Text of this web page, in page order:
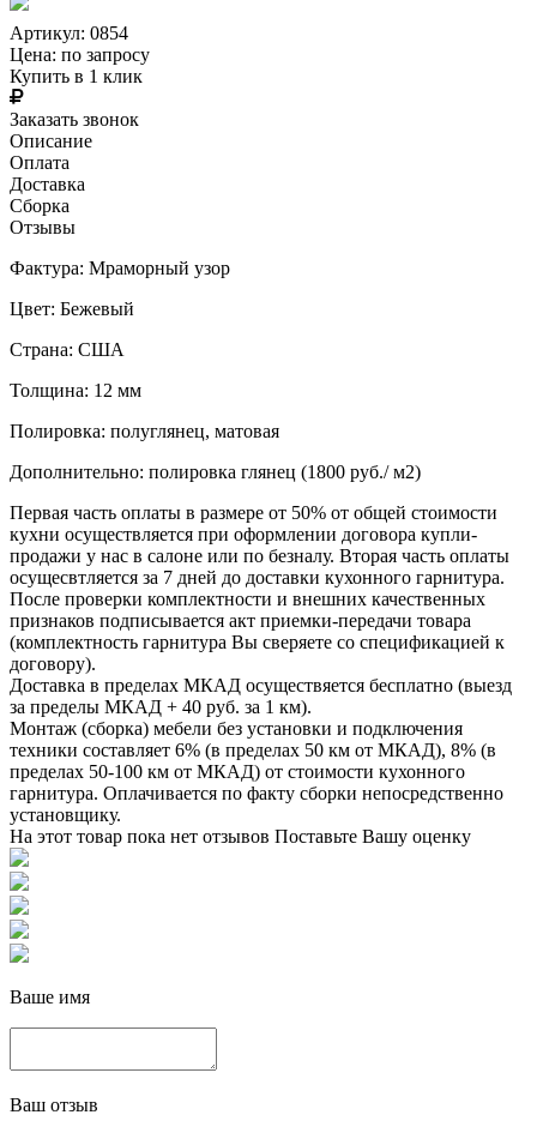
Артикул: 0854
Цена: по запросу
Купить в 1 клик
Заказать звонок
Описание
Оплата
Доставка
Сборка
Отзывы
Фактура: Мраморный узор
Цвет: Бежевый
Страна: США
Толщина: 12 мм
Полировка: полуглянец, матовая
Дополнительно: полировка глянец (1800 руб./ м2)
Первая часть оплаты в размере от 50% от общей стоимости
кухни осуществляется при оформлении договора купли-
продажи у нас в салоне или по безналу. Вторая часть оплаты
осущесвтляется за 7 дней до доставки кухонного гарнитура.
После проверки комплектности и внешних качественных
признаков подписывается акт приемки-передачи товара
(комплектность гарнитура Вы сверяете со спецификацией к
договору).
Доставка в пределах МКАД осуществяется бесплатно (выезд
за пределы МКАД + 40 руб. за 1 км).
Монтаж (сборка) мебели без установки и подключения
техники составляет 6% (в пределах 50 км от МКАД), 8% (в
пределах 50-100 км от МКАД) от стоимости кухонного
гарнитура. Оплачивается по факту сборки непосредственно
установщику.
На этот товар пока нет отзывов Поставьте Вашу оценку
Ваше имя
Ваш отзыв